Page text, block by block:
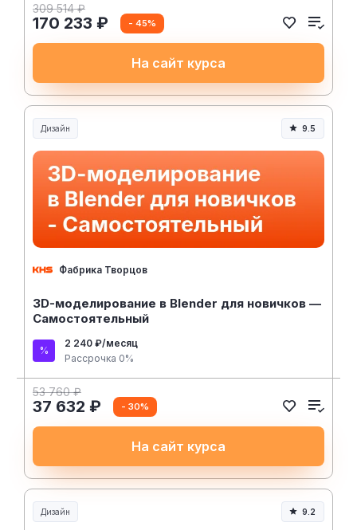
309 514 ₽
170 233 ₽ - 45%
На сайт курса
Дизайн 9.5
Фабрика Творцов
3D-моделирование в Blender для новичков —
Самостоятельный
2 240 ₽/месяц
Рассрочка 0%
53 760 ₽
37 632 ₽ - 30%
На сайт курса
Дизайн 9.2